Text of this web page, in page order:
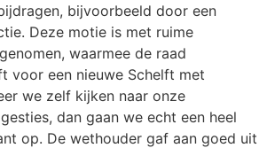
bijvoorbeeld door een
Deze motie is met ruime
waarmee de raad
voor een nieuwe Schelft met
we zelf kijken naar onze
dan gaan we echt een heel
op. De wethouder gaf aan goed uit